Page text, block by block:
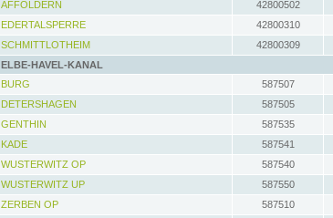
AFFOLDERN
42800502
EDERTALSPERRE
42800310
SCHMITTLOTHEIM
42800309
ELBE-HAVEL-KANAL
BURG
587507
DETERSHAGEN
587505
GENTHIN
587535
KADE
587541
WUSTERWITZ OP
587540
WUSTERWITZ UP
587550
ZERBEN OP
587510